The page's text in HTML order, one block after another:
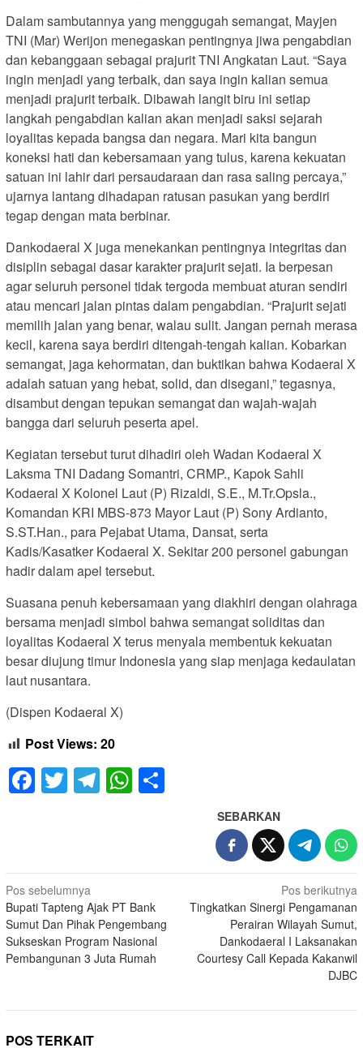
Dalam sambutannya yang menggugah semangat, Mayjen
TNI (Mar) Werijon menegaskan pentingnya jiwa pengabdian
dan kebanggaan sebagai prajurit TNI Angkatan Laut. “Saya
ingin menjadi yang terbaik, dan saya ingin kalian semua
menjadi prajurit terbaik. Dibawah langit biru ini setiap
langkah pengabdian kalian akan menjadi saksi sejarah
loyalitas kepada bangsa dan negara. Mari kita bangun
koneksi hati dan kebersamaan yang tulus, karena kekuatan
satuan ini lahir dari persaudaraan dan rasa saling percaya,”
ujarnya lantang dihadapan ratusan pasukan yang berdiri
tegap dengan mata berbinar.
Dankodaeral X juga menekankan pentingnya integritas dan
disiplin sebagai dasar karakter prajurit sejati. Ia berpesan
agar seluruh personel tidak tergoda membuat aturan sendiri
atau mencari jalan pintas dalam pengabdian. “Prajurit sejati
memilih jalan yang benar, walau sulit. Jangan pernah merasa
kecil, karena saya berdiri ditengah-tengah kalian. Kobarkan
semangat, jaga kehormatan, dan buktikan bahwa Kodaeral X
adalah satuan yang hebat, solid, dan disegani,” tegasnya,
disambut dengan tepukan semangat dan wajah-wajah
bangga dari seluruh peserta apel.
Kegiatan tersebut turut dihadiri oleh Wadan Kodaeral X
Laksma TNI Dadang Somantri, CRMP., Kapok Sahli
Kodaeral X Kolonel Laut (P) Rizaldi, S.E., M.Tr.Opsla.,
Komandan KRI MBS-873 Mayor Laut (P) Sony Ardianto,
S.ST.Han., para Pejabat Utama, Dansat, serta
Kadis/Kasatker Kodaeral X. Sekitar 200 personel gabungan
hadir dalam apel tersebut.
Suasana penuh kebersamaan yang diakhiri dengan olahraga
bersama menjadi simbol bahwa semangat soliditas dan
loyalitas Kodaeral X terus menyala membentuk kekuatan
besar diujung timur Indonesia yang siap menjaga kedaulatan
laut nusantara.
(Dispen Kodaeral X)
Post Views: 20
Facebook
TwitterTelegram
WhatsApp
SEBARKAN
Navigasi
pos
Pos sebelumnya
Bupati Tapteng Ajak PT Bank
Sumut Dan Pihak Pengembang
Sukseskan Program Nasional
Pembangunan 3 Juta Rumah
Pos berikutnya
Tingkatkan Sinergi Pengamanan
Perairan Wilayah Sumut,
Dankodaeral I Laksanakan
Courtesy Call Kepada Kakanwil
DJBC
POS TERKAIT